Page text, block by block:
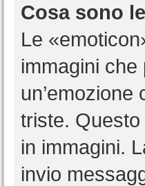
Cosa sono
Le
immagini
triste.
in immagini.
invio